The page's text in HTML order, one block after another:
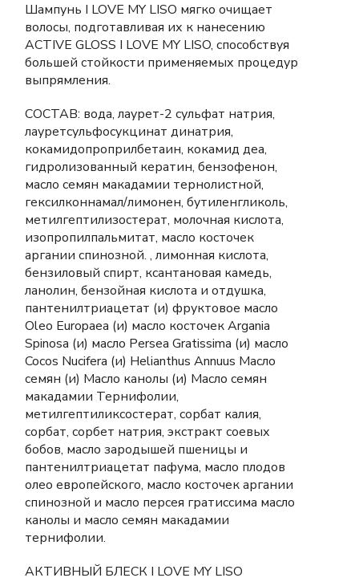
Шампунь I LOVE MY LISO мягко очищает
волосы, подготавливая их к нанесению
ACTIVE GLOSS I LOVE MY LISO, способствуя
большей стойкости применяемых процедур
выпрямления.
СОСТАВ: вода, лаурет-2 сульфат натрия,
лауретсульфосукцинат динатрия,
кокамидопроприлбетаин, кокамид деа,
гидролизованный кератин, бензофенон,
масло семян макадамии тернолистной,
гексилконнамал/лимонен, бутиленгликоль,
метилгептилизостерат, молочная кислота,
изопропилпальмитат, масло косточек
аргании спинозной. , лимонная кислота,
бензиловый спирт, ксантановая камедь,
ланолин, бензойная кислота и отдушка,
пантенилтриацетат (и) фруктовое масло
Oleo Europaea (и) масло косточек Argania
Spinosa (и) масло Persea Gratissima (и) масло
Cocos Nucifera (и) Helianthus Annuus Масло
семян (и) Масло канолы (и) Масло семян
макадамии Тернифолии,
метилгептиликсостерат, сорбат калия,
сорбат, сорбет натрия, экстракт соевых
бобов, масло зародышей пшеницы и
пантенилтриацетат пафума, масло плодов
олео европейского, масло косточек аргании
спинозной и масло персея гратиссима масло
канолы и масло семян макадамии
тернифолии.
АКТИВНЫЙ БЛЕСК I LOVE MY LISO